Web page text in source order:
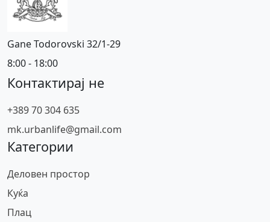
Gane Todorovski 32/1-29
8:00 - 18:00
Контактирај не
+389 70 304 635
mk.urbanlife@gmail.com
Категории
Деловен простор
Куќа
Плац